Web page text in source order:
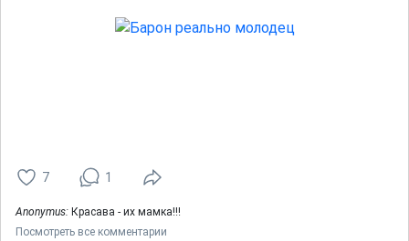
7 1
Anonymus: Красава - их мамка!!!
Посмотреть все комментарии